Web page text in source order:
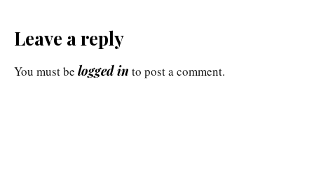
Leave a reply
You must be logged in to post a comment.